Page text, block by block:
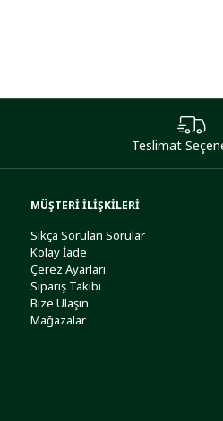
Teslimat
MÜŞTERİ İLİŞKİLERİ
Sıkça Sorulan Sorular
Kolay İade
Çerez Ayarları
Sipariş Takibi
Bize Ulaşın
Mağazalar